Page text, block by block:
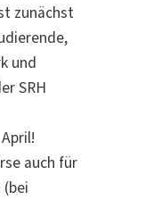
zunächst
und
SRH
auch für